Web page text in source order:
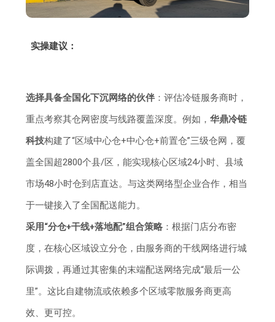
实操建议：
选择具备全国化下沉网络的伙伴 ：评估冷链服务商时，
重点考察其仓网密度与线路覆盖深度。例如，华鼎冷链
科技构建了“区域中心仓+中心仓+前置仓”三级仓网，覆
盖全国超2800个县/区，能实现核心区域24小时、县域
市场48小时仓到店直达。与这类网络型企业合作，相当
于一键接入了全国配送能力。
采用“分仓+干线+落地配”组合策略 ：根据门店分布密
度，在核心区域设立分仓，由服务商的干线网络进行城
际调拨，再通过其密集的末端配送网络完成“最后一公
里”。这比自建物流或依赖多个区域零散服务商更高
效、更可控。